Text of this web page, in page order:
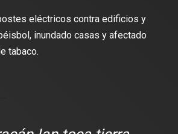
eléctricos contra edificios y
inundado casas y afectado
tabaco.